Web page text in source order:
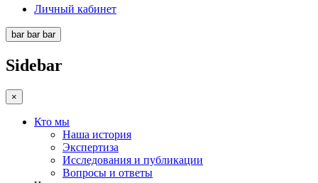
Личный кабинет
bar bar bar
Sidebar
×
Кто мы
Наша история
Экспертиза
Исследования и публикации
Вопросы и ответы